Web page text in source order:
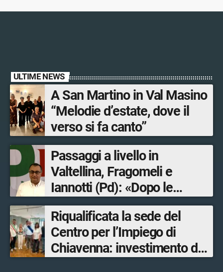
ULTIME NEWS
A San Martino in Val Masino
“Melodie d’estate, dove il
verso si fa canto”
Passaggi a livello in
Valtellina, Fragomeli e
Iannotti (Pd): «Dopo le
Olimpiadi solo un terzo delle
opere sostitutive sarà
ultimato entro il 2026»
Riqualificata la sede del
Centro per l’Impiego di
Chiavenna: investimento da